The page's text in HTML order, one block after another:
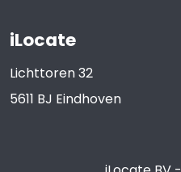
iLocate
Lichttoren 32
5611 BJ Eindhoven